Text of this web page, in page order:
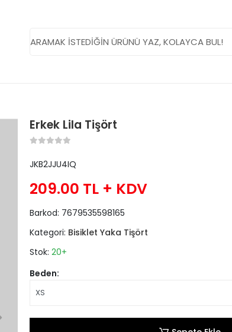
Erkek Lila Tişört
JKB2JJU4IQ
209.00 TL + KDV
Barkod: 7679535598165
Kategori: Bisiklet Yaka Tişört
Stok: 20+
Beden: